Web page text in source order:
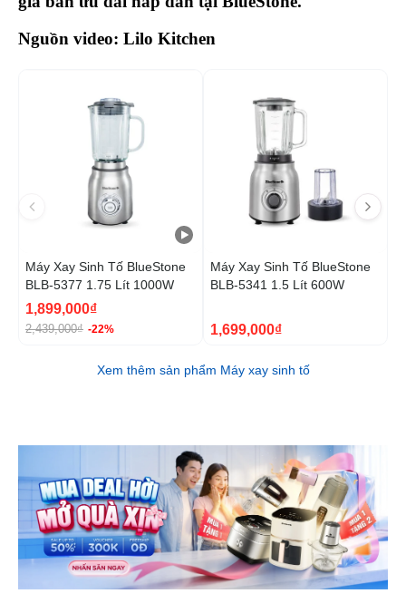
Nguồn video: Lilo Kitchen
Máy Xay Sinh Tố BlueStone
BLB-5377 1.75 Lít 1000W
1,899,000₫
2,439,000₫ -22%
Máy Xay Sinh Tố BlueStone
BLB-5341 1.5 Lít 600W
1,699,000₫
Xem thêm sản phẩm Máy xay sinh tố